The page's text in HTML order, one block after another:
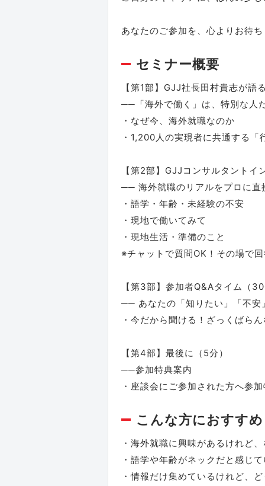
あなたのご参加を、心よりお待
セミナー概要
【第1部】GJJ社長田村貴志が語
──「海外で働く」は、特別な人
・なぜ今、海外就職なのか
・1,200人の実現者に共通する「
【第2部】GJJコンサルタントイ
── 海外就職のリアルをプロに直
・語学・年齢・未経験の不安
・現地で働いてみて
・現地生活・準備のこと
※チャットで質問OK！その場で
【第3部】参加者Q&Aタイム（
── あなたの「知りたい」「不安
・今だから聞ける！ざっくばら
【第4部】最後に（5分）
──参加特典案内
・座談会にご参加された方へ参
こんな方におすす
・海外就職に興味があるけれど
・語学や年齢がネックだと感じ
・情報だけ集めているけれど、